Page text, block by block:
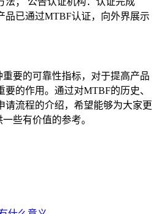
品已通过MTBF认证，向外界展示
要的可靠性指标，对于提高产品
的作用。通过对MTBF的历史、
请流程的介绍，希望能够为大家更
些有价值的参考。